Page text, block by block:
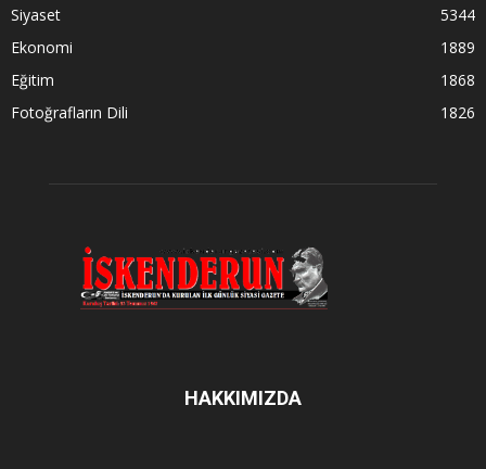
Siyaset
5344
Ekonomi
1889
Eğitim
1868
Fotoğrafların Dili
1826
HAKKIMIZDA